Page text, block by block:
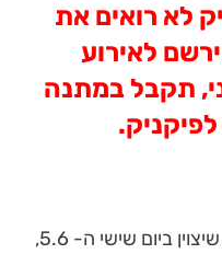
לא רואים את
לאירוע
בשישי 5 ביוני, תקבל במתנה
לרגל יום איכות הסביבה העולמי, שיצוין ביום שישי ה- 5.6,